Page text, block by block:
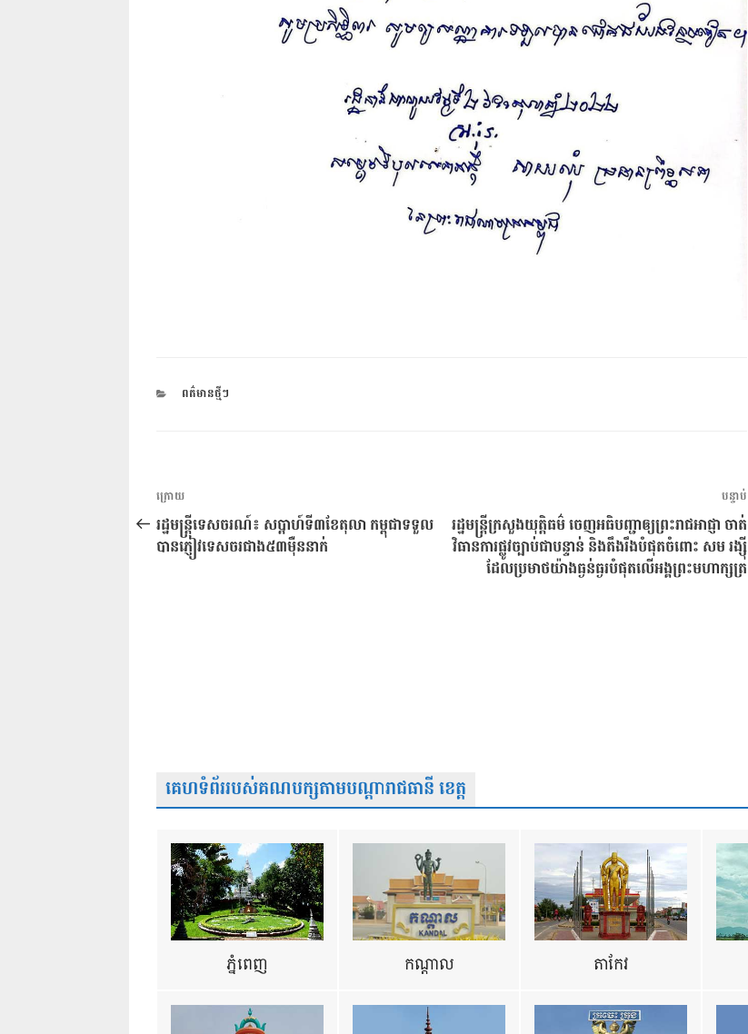
CATEGORIES
ពត៌មានថ្មីៗ
ការ​
នាំទិស​
ប្រកាស
អត្ថបទ
មុន
ក្រោយ
រដ្ឋមន្ត្រីទេសចរណ៍៖ សប្ដាហ៍ទី៣ខែតុលា កម្ពុជាទទួល
បានភ្ញៀវទេសចរជាង៥៣ម៉ឺននាក់
បន្ទាប់
រដ្ឋមន្រ្តីក្រសួងយុត្តិធម៌ ចេញអធិបញ្ជាឲ្យព្រះរាជអាជ្ញា ចាត់
វិធានការផ្លូវច្បាប់ជាបន្ទាន់ និងតឹងរឹងបំផុតចំពោះ សម រង្ស៉ី
ដែលប្រមាថយ៉ាងធ្ងន់ធ្ងរបំផុតលើអង្គព្រះមហាក្សត្រ
គេហទំព័ររបស់គណបក្សតាមបណ្តារាជធានី ខេត្ត
ភ្នំពេញ កណ្តាល តាកែវ